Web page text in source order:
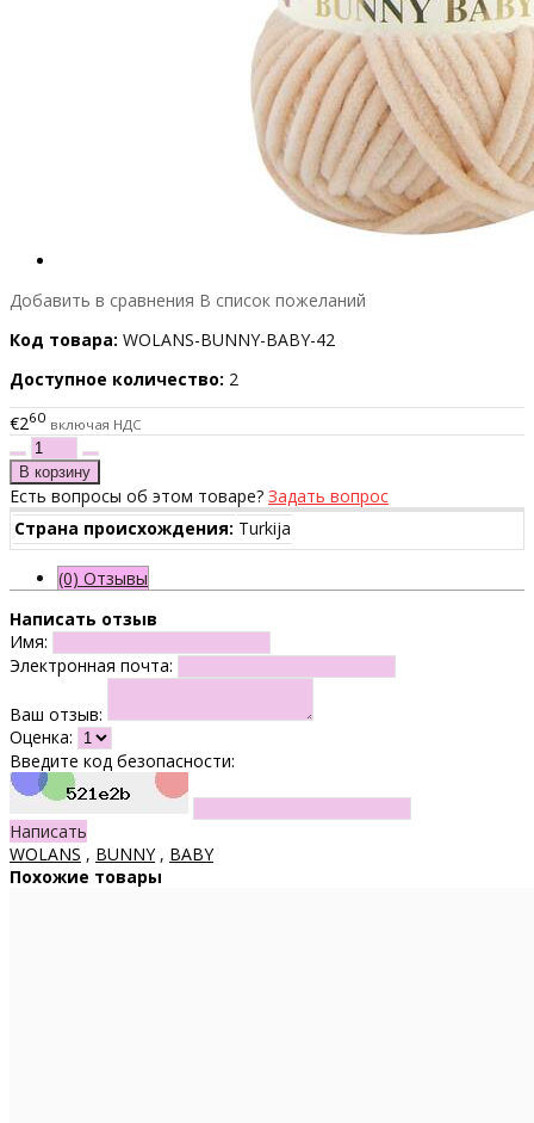
Добавить в сравнения В список пожеланий
Код товара: WOLANS-BUNNY-BABY-42
Доступное количество: 2
€260 включая НДС
Есть вопросы об этом товаре? Задать вопрос
Страна происхождения: Turkija
(0) Отзывы
Написать отзыв
Имя:
Электронная почта:
Ваш отзыв:
Оценка:
Введите код безопасности:
Написать
WOLANS , BUNNY, BABY
Похожие товары